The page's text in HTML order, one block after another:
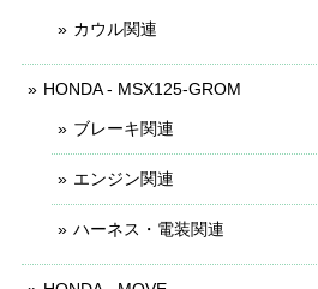
カウル関連
HONDA - MSX125-GROM
ブレーキ関連
エンジン関連
ハーネス・電装関連